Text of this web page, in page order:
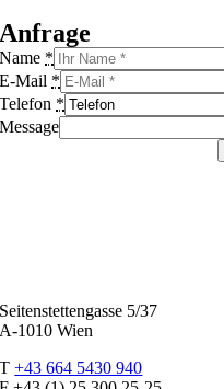
Anfrage
Name *
E-Mail *
Telefon *
Message
Seitenstettengasse 5/37
A-1010 Wien
T+43 664 5430 940